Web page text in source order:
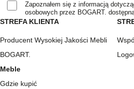
STREFA KLIENTA
Producent Wysokiej Jakości Mebli
BOGART.
Meble
Gdzie kupić
Zapoznałem się z informacją
osobowych przez BOGART.